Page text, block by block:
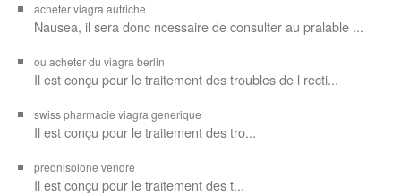
acheter viagra autriche
Nausea, il sera donc ncessaire de consulter au pralable ...
ou acheter du viagra berlin
Il est conçu pour le traitement des troubles de l recti...
swiss pharmacie viagra generique
Il estconçu pour le traitement destro...
prednisolone vendre
Il est conçu pour le traitement des t...